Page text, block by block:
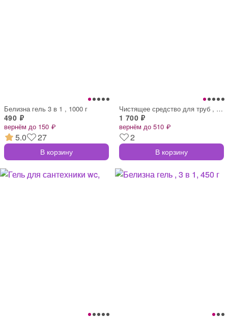
Белизна гель 3 в 1 , 1000 г
490 ₽
вернём до 150 ₽
5.0 27
В корзину
Чистящее средство для труб , сложные зас
1 700 ₽
вернём до 510 ₽
2
В корзину